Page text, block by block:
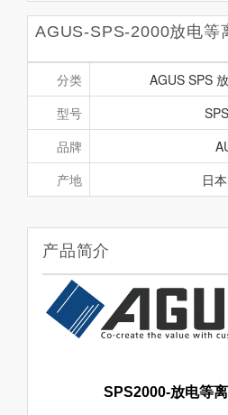
AGUS-SPS-2000放电等
分类
AGUS SPS
型号
品牌
产地
日
产品简介
SPS2000-放电等